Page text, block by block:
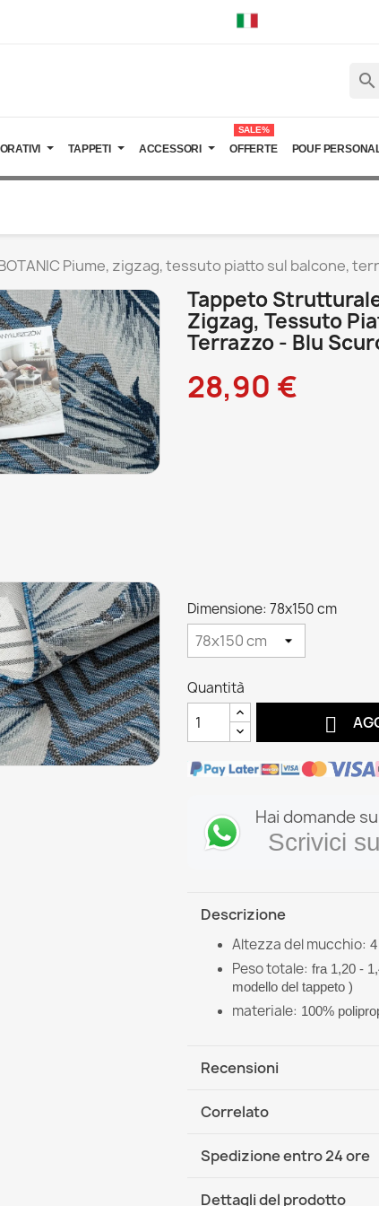
search
TAPPETI ACCESSORI OFFERTE
SALE%
POUF
Piume, zigzag, tessuto piatto sul balcone,
Tappeto
Zigzag, Tessuto
Terrazzo - Blu
28,90 €
Dimensione: 78x150 cm
Quantità

Hai domande
Scrivici
Descrizione
Altezza del mucchio:
Peso totale: fra 1,20 -
modello del tappeto )
materiale: 100%
Recensioni
Correlato
Spedizione entro 24 ore
Dettagli del prodotto